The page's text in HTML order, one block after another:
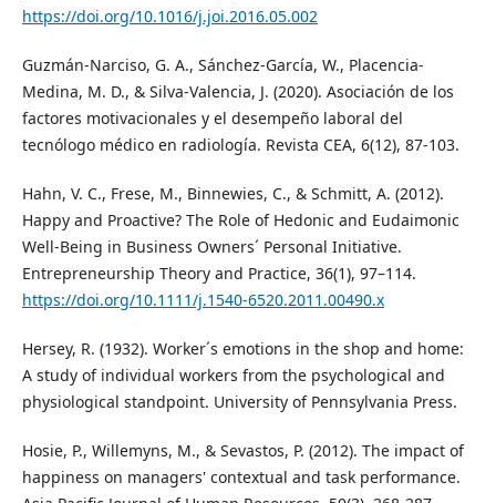
https://doi.org/10.1016/j.joi.2016.05.002
Guzmán-Narciso, G. A., Sánchez-García, W., Placencia-
Medina, M. D., & Silva-Valencia, J. (2020). Asociación de los
factores motivacionales y el desempeño laboral del
tecnólogo médico en radiología. Revista CEA, 6(12), 87-103.
Hahn, V. C., Frese, M., Binnewies, C., & Schmitt, A. (2012).
Happy and Proactive? The Role of Hedonic and Eudaimonic
Well-Being in Business Owners´ Personal Initiative.
Entrepreneurship Theory and Practice, 36(1), 97–114.
https://doi.org/10.1111/j.1540-6520.2011.00490.x
Hersey, R. (1932). Worker´s emotions in the shop and home:
A study of individual workers from the psychological and
physiological standpoint. University of Pennsylvania Press.
Hosie, P., Willemyns, M., & Sevastos, P. (2012). The impact of
happiness on managers' contextual and task performance.